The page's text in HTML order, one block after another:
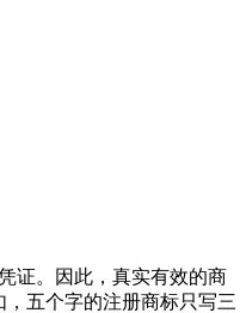
证。因此，真实有效的商
五个字的注册商标只写三